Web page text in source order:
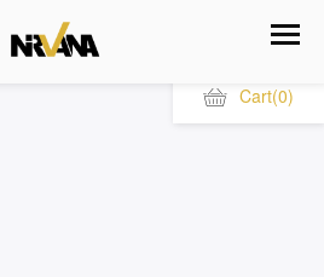
Cart(0)